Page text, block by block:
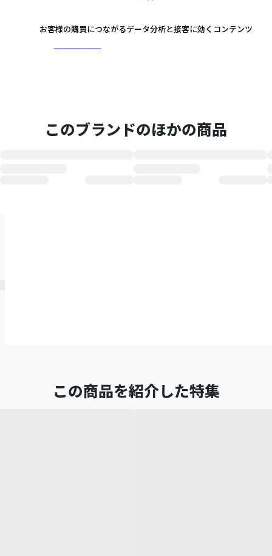
お客様の購買につながるデータ分析と接客に効くコンテンツ
このブランドのほかの商品
この商品を紹介した特集